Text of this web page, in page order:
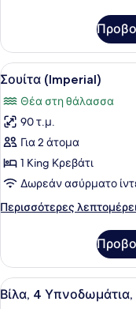
Σουίτα
Προβολή
όλων
των
φωτογραφιών
για
Σουίτα
(Imperial)
6
Σουίτα (Imperial)
Θέα στη θάλασσα
90 τ.μ.
Για 2 άτομα
1 King Κρεβάτι
Δωρεάν ασύρματο
Περισσότερες
Περισσότερες
(Imperial)
Προβολή
όλων
8
Βίλα, 4 Υπνοδωμάτια,